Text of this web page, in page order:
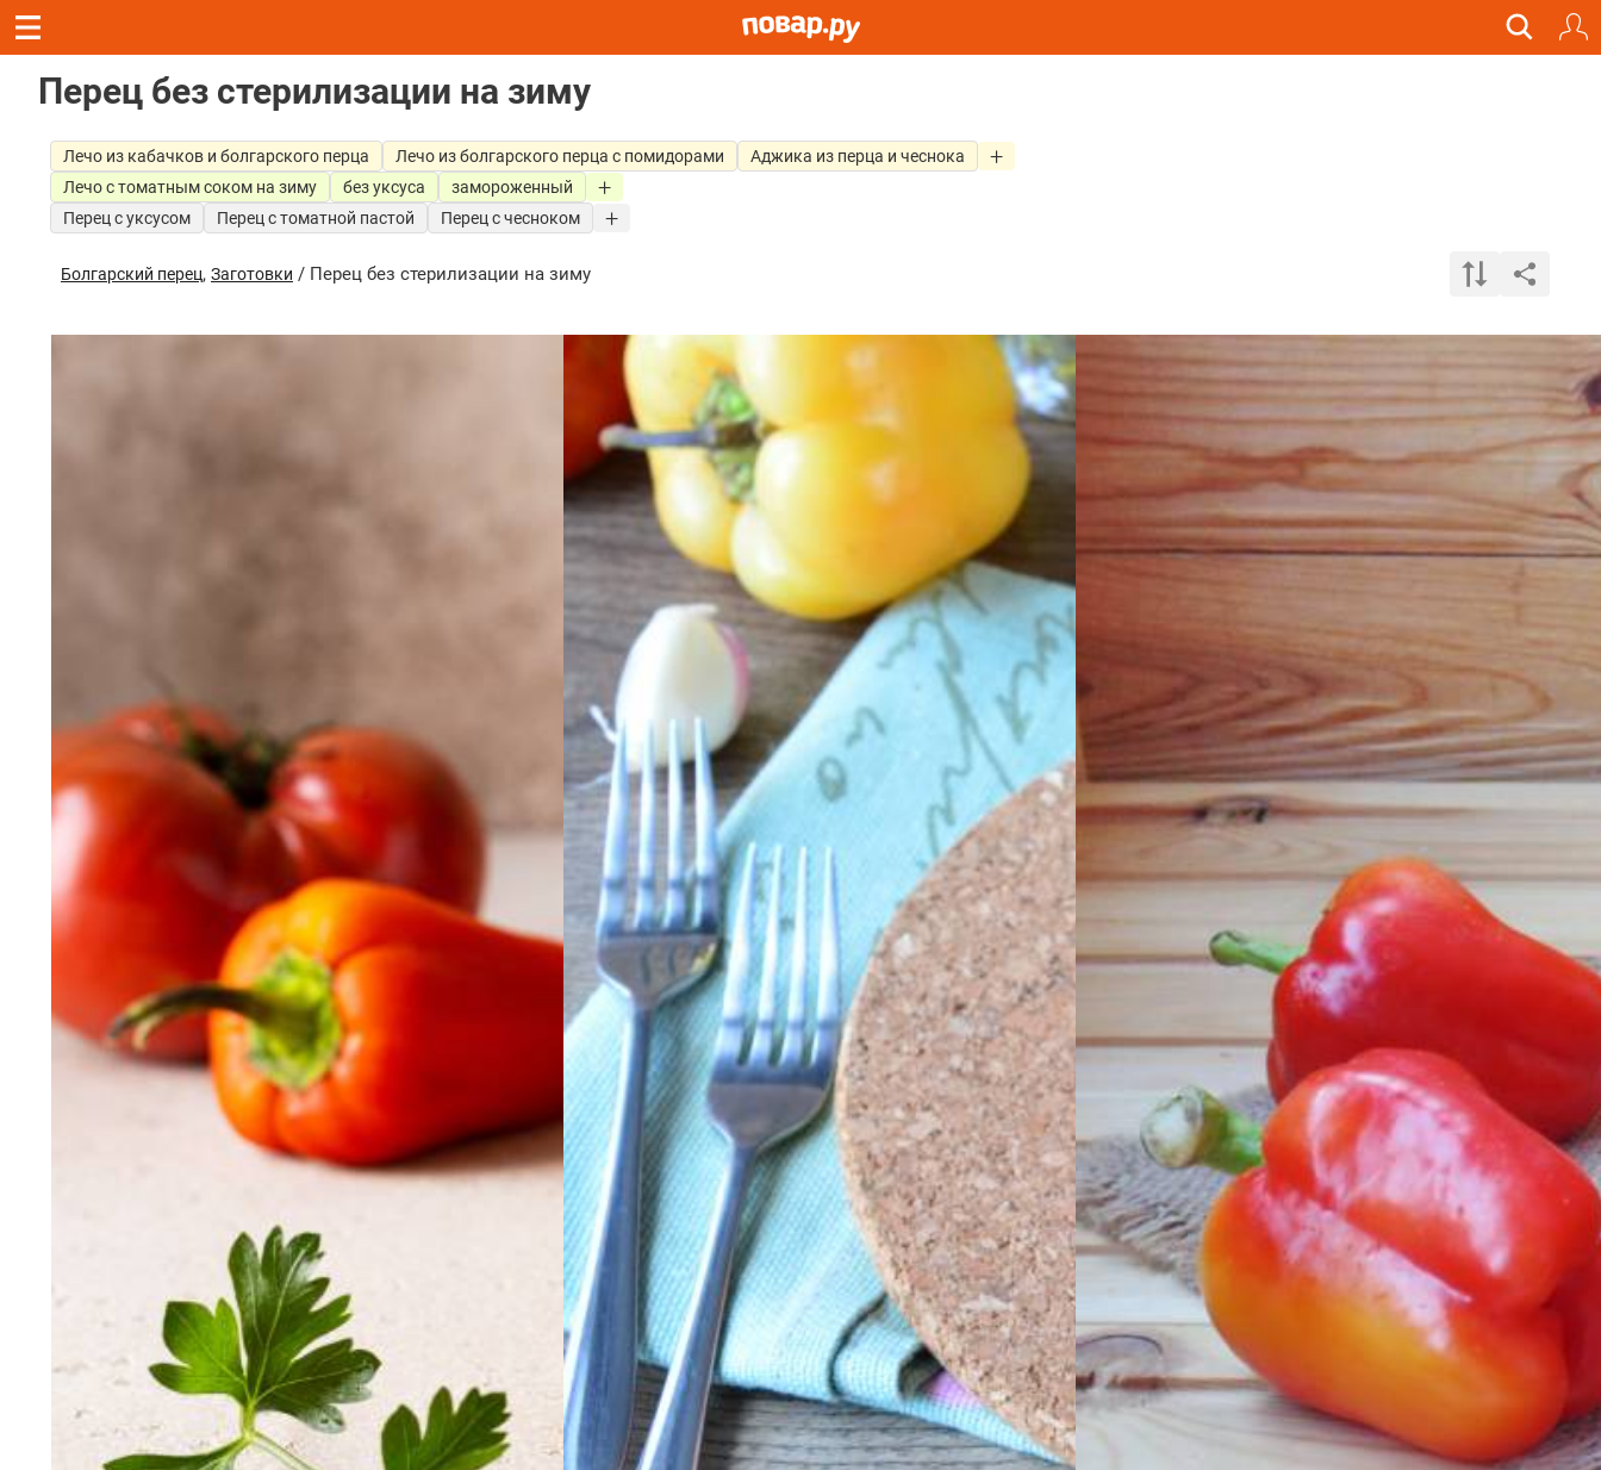
Перец без стерилизации на зиму
Лечо из кабачков и болгарского перца Лечо из болгарского перца с помидорами
Аджика из перца и чеснока
Лечо с томатным соком на зиму
без уксуса
замороженный
Перец с уксусом
Перец с томатной пастой Перец с чесноком
Болгарский перец, Заготовки / Перец без стерилизации на зиму